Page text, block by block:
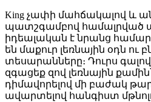
King չափի մահճակալով և
պատշգամբով համալրված
իդեալական է նրանց
են մաքուր լեռնային օդն ու
տեսարանները։ Դուրս
զգացեք զով լեռնային
դիմավորելով մի բաժակ
ավարտելով հանգիստ